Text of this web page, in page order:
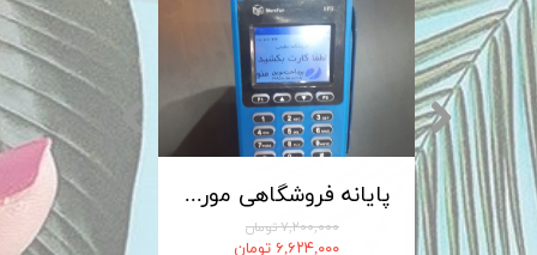
پایانه فروشگاهی مورفان MoreFun مدل H9
۷,۲۰۰,۰۰۰ تومان
۶,۶۲۴,۰۰۰ تومان
کابل شارژ MICRO-USB اندروید LDNIO الدینیو مدل XS-07 متراژ 1 متر